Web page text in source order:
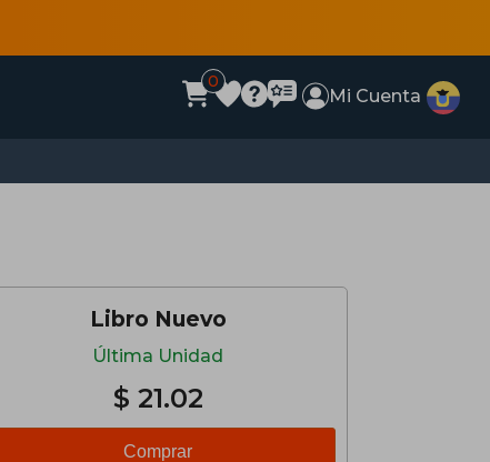
0
Mi Cuenta
Libro Nuevo
Última Unidad
$ 21.02
Comprar